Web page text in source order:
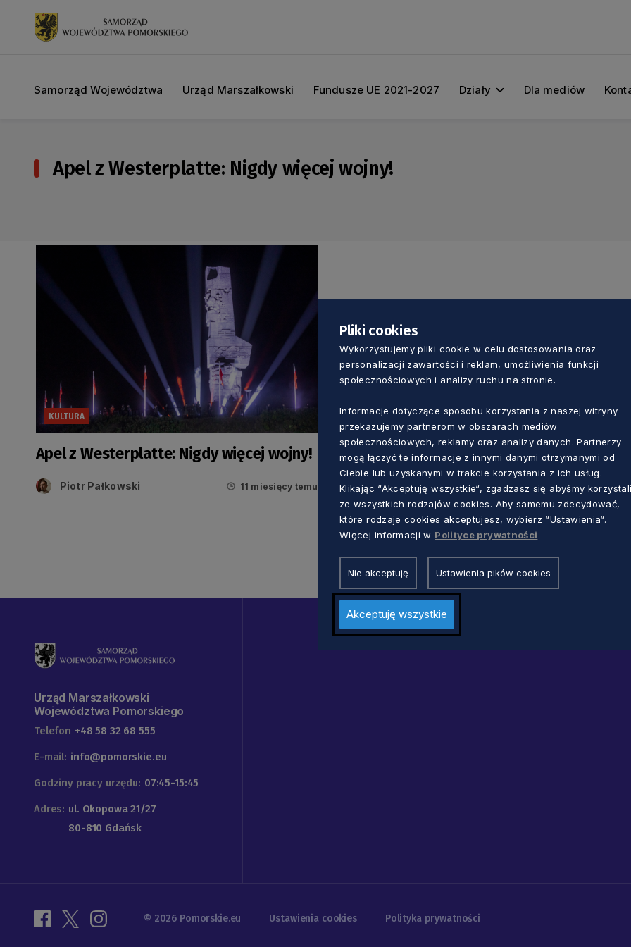
Samorząd Województwa Urząd Marszałkowski Fundusze UE 2021-2027 Działy Dla mediów
Apel z Westerplatte: Nigdy więcej wojny!
KULTURA
Apel z Westerplatte: Nigdy więcej wojny!
Piotr Pałkowski 11 miesięcy temu
Urząd Marszałkowski
Województwa Pomorskiego
Telefon +48 58 32 68 555
E-mail: info@pomorskie.eu
Godziny pracy urzędu: 07:45-15:45
Adres: ul. Okopowa 21/27
80-810 Gdańsk
© 2026 Pomorskie.eu Ustawienia cookies Polityka prywatności
Pliki cookies
Wykorzystujemy pliki cookie w celu dostosowania oraz
personalizacji zawartości i reklam, umożliwienia funkcji
społecznościowych i analizy ruchu na stronie.
Informacje dotyczące sposobu korzystania z naszej witryny
przekazujemy partnerom w obszarach mediów
społecznościowych, reklamy oraz analizy danych. Partnerzy
mogą łączyć te informacje z innymi danymi otrzymanymi od
Ciebie lub uzyskanymi w trakcie korzystania z ich usług.
Klikając “Akceptuję wszystkie“, zgadzasz się abyśmy
ze wszystkich rodzajów cookies. Aby samemu zdecydować,
które rodzaje cookies akceptujesz, wybierz “Ustawienia“.
Więcej informacji w Polityce prywatności
Nie akceptuję Ustawienia pików cookies
Akceptuję wszystkie